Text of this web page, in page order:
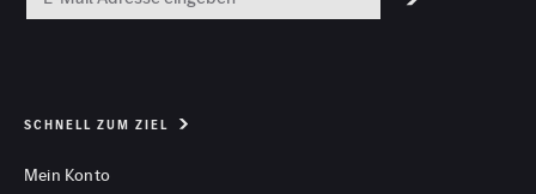
SCHNELL ZUM ZIEL
Mein Konto